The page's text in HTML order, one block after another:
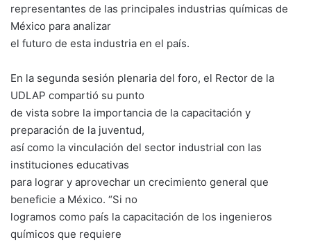
representantes de las principales industrias químicas de
México para analizar
el futuro de esta industria en el país.
En la segunda sesión plenaria del foro, el Rector de la
UDLAP compartió su punto
de vista sobre la importancia de la capacitación y
preparación de la juventud,
así como la vinculación del sector industrial con las
instituciones educativas
para lograr y aprovechar un crecimiento general que
beneficie a México. “Si no
logramos como país la capacitación de los ingenieros
químicos que requiere